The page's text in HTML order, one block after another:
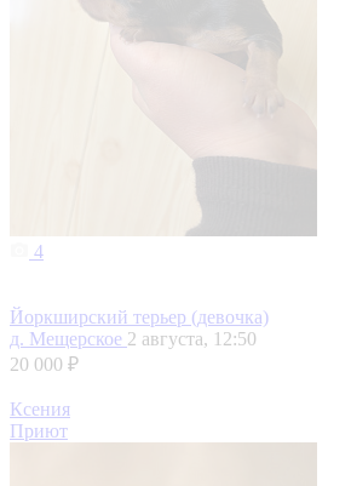
4
Йоркширский терьер (девочка)
д. Мещерское 2 августа, 12:50
20 000 ₽
Ксения
Приют